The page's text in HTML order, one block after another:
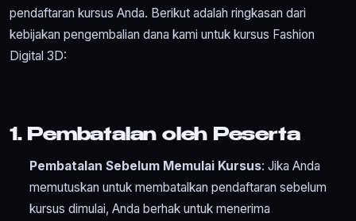
pendaftaran kursus Anda. Berikut adalah ringkasan dari
kebijakan pengembalian dana kami untuk kursus Fashion
Digital 3D:
1. Pembatalan oleh Peserta
Pembatalan Sebelum Memulai Kursus: Jika Anda
memutuskan untuk membatalkan pendaftaran sebelum
kursus dimulai, Anda berhak untuk menerima